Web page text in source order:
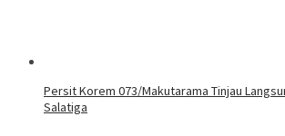
Persit Korem 073/Makutarama Tinjau
Salatiga